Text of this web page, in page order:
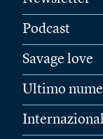
Podcast
Savage love
Ultimo